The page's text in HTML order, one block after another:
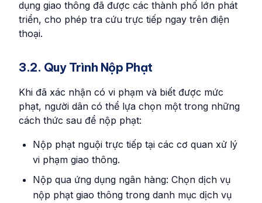
dụng giao thông đã được các thành phố lớn phát
triển, cho phép tra cứu trực tiếp ngay trên điện
thoại.
3.2. Quy Trình Nộp Phạt
Khi đã xác nhận có vi phạm và biết được mức
phạt, người dân có thể lựa chọn một trong những
cách thức sau để nộp phạt:
Nộp phạt nguội trực tiếp tại các cơ quan xử lý
vi phạm giao thông.
Nộp qua ứng dụng ngân hàng: Chọn dịch vụ
nộp phạt giao thông trong danh mục dịch vụ